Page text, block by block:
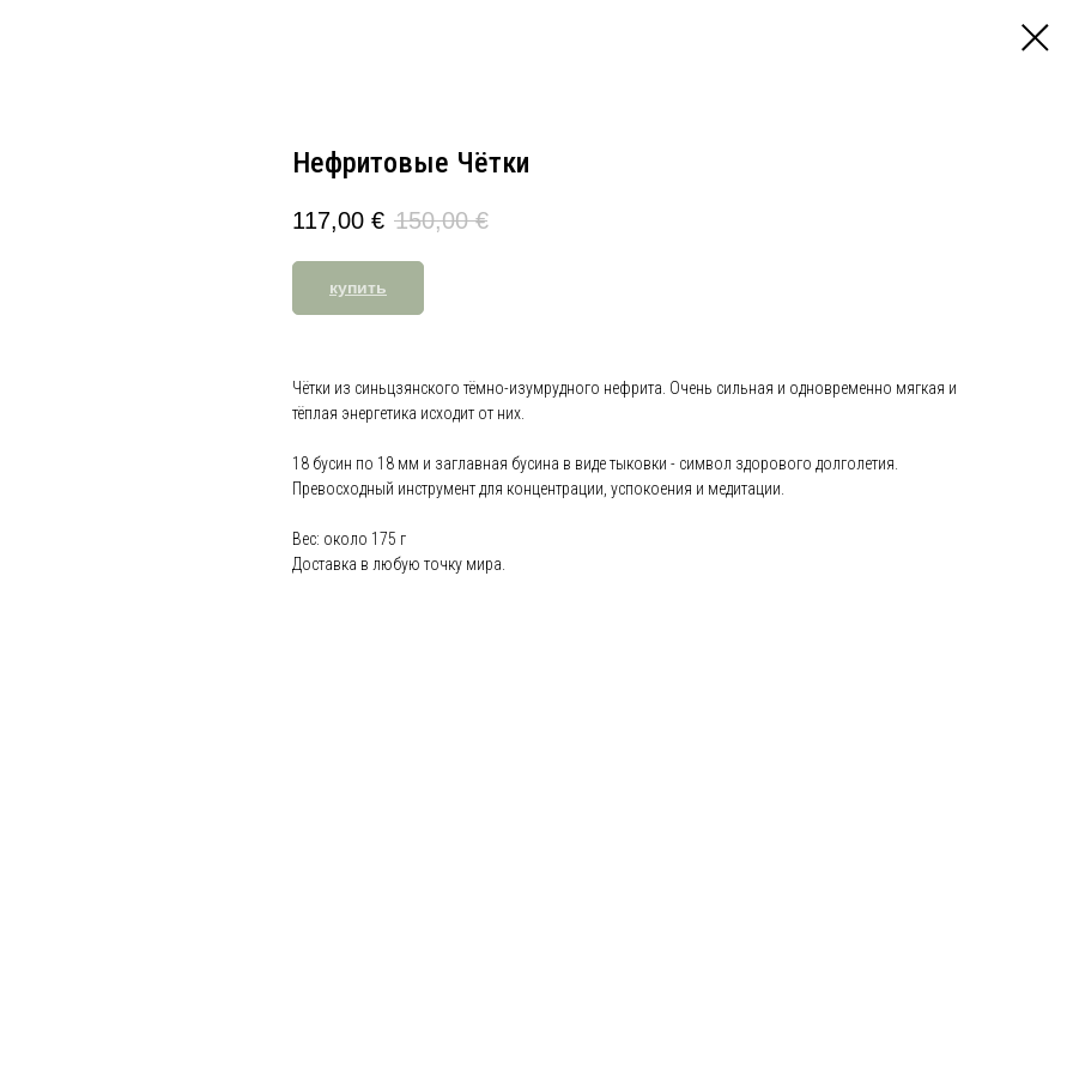
Нефритовые Чётки
117,00 € 150,00 €
купить
Чётки из синьцзянского тёмно-изумрудного нефрита. Очень сильная и одновременно мягкая и
тёплая энергетика исходит от них.
18 бусин по 18 мм и заглавная бусина в виде тыковки - символ здорового долголетия.
Превосходный инструмент для концентрации, успокоения и медитации.
Вес: около 175 г
Доставка в любую точку мира.